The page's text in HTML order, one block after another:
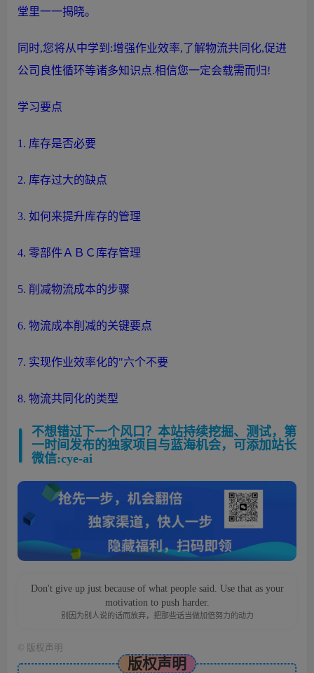
堂里一一揭晓。
同时,您将从中学到:增强作业效率,了解物流共同化,促进
公司良性循环等诸多知识点.相信您一定会载需而归!
学习要点
1. 库存是否必要
2. 库存过大的缺点
3. 如何来提升库存的管理
4. 零部件ＡＢＣ库存管理
5. 削减物流成本的步骤
6. 物流成本削减的关键要点
7. 实现作业效率化的"六个不要
8. 物流共同化的类型
不想错过下一个风口？本站持续挖掘、测试，第
一时间发布的独家项目与蓝海机会，可添加站长
微信:cye-ai
Don't give up just because of what people said. Use that as your
motivation to push harder.
别因为别人说的话而放弃，把那些话当做加倍努力的动力
版权声明
版权声明